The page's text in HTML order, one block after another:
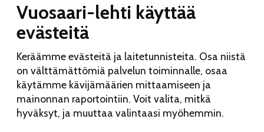
Vuosaari-lehti käyttää
evästeitä
Keräämme evästeitä ja laitetunnisteita. Osa niistä
on välttämättömiä palvelun toiminnalle, osaa
käytämme kävijämäärien mittaamiseen ja
mainonnan raportointiin. Voit valita, mitkä
hyväksyt, ja muuttaa valintaasi myöhemmin.